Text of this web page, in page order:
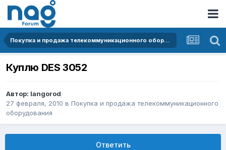
Покупка и продажа телекоммуникационного оборудования
Куплю DES 3052
Автор: langorod
27 февраля, 2010 в Покупка и продажа телекоммуникационного
оборудования
Ответить